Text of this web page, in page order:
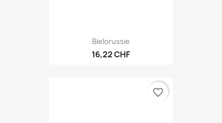
Bielorussie
16,22 CHF
favorite_border